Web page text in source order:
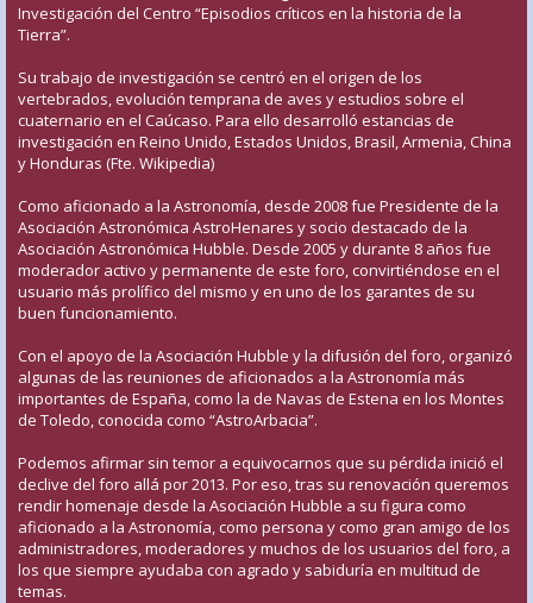
Investigación del Centro “Episodios críticos en la historia de la
Tierra”.
Su trabajo de investigación se centró en el origen de los
vertebrados, evolución temprana de aves y estudios sobre el
cuaternario en el Caúcaso. Para ello desarrolló estancias de
investigación en Reino Unido, Estados Unidos, Brasil, Armenia, China
y Honduras (Fte. Wikipedia)
Como aficionado a la Astronomía, desde 2008 fue Presidente de la
Asociación Astronómica AstroHenares y socio destacado de la
Asociación Astronómica Hubble. Desde 2005 y durante 8 años fue
moderador activo y permanente de este foro, convirtiéndose en el
usuario más prolífico del mismo y en uno de los garantes de su
buen funcionamiento.
Con el apoyo de la Asociación Hubble y la difusión del foro, organizó
algunas de las reuniones de aficionados a la Astronomía más
importantes de España, como la de Navas de Estena en los Montes
de Toledo, conocida como “AstroArbacia”.
Podemos afirmar sin temor a equivocarnos que su pérdida inició el
declive del foro allá por 2013. Por eso, tras su renovación queremos
rendir homenaje desde la Asociación Hubble a su figura como
aficionado a la Astronomía, como persona y como gran amigo de los
administradores, moderadores y muchos de los usuarios del foro, a
los que siempre ayudaba con agrado y sabiduría en multitud de
temas.